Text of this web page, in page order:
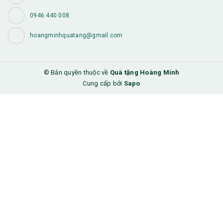
0946 440 008
hoangminhquatang@gmail.com
© Bản quyền thuộc về Quà tặng Hoàng Minh
Cung cấp bởi Sapo